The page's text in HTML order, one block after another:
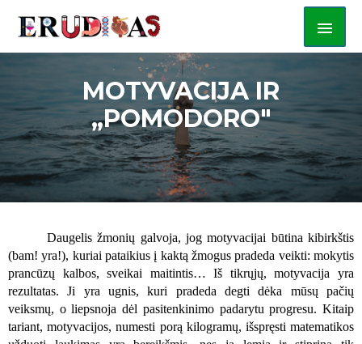
MOTYVACIJA IR
„POMODORO"
Daugelis žmonių galvoja, jog motyvacijai būtina kibirkštis
(bam! yra!), kuriai pataikius į kaktą žmogus pradeda veikti: mokytis
prancūzų kalbos, sveikai maitintis… Iš tikrųjų, motyvacija yra
rezultatas. Ji yra ugnis, kuri pradeda degti dėka mūsų pačių
veiksmų, o liepsnoja dėl pasitenkinimo padarytu progresu. Kitaip
tariant, motyvacijos, numesti porą kilogramų, išspręsti matematikos